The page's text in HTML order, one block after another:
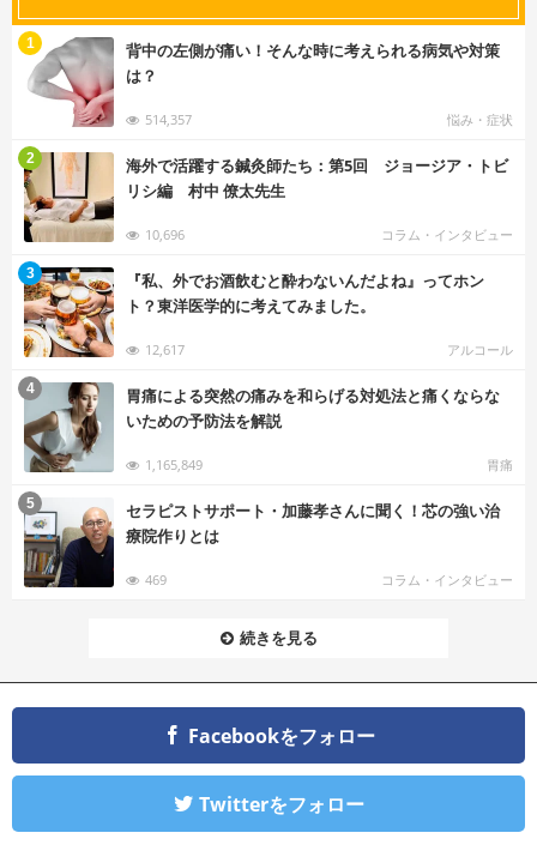
背中の左側が痛い！そんな時に考えられる病気や対策
は？
514,357 悩み・症状
1
海外で活躍する鍼灸師たち：第5回 ジョージア・トビ
リシ編 村中 僚太先生
10,696 コラム・インタビュー
2
『私、外でお酒飲むと酔わないんだよね』ってホン
ト？東洋医学的に考えてみました。
12,617 アルコール
3
胃痛による突然の痛みを和らげる対処法と痛くならな
いための予防法を解説
1,165,849 胃痛
4
セラピストサポート・加藤孝さんに聞く！芯の強い治
療院作りとは
469 コラム・インタビュー
5
続きを見る
Facebookをフォロー
Twitterをフォロー